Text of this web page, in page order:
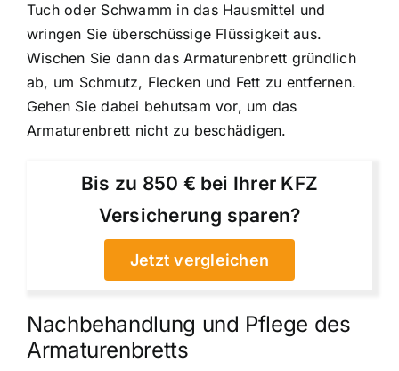
Tuch oder Schwamm in das Hausmittel und
wringen Sie überschüssige Flüssigkeit aus.
Wischen Sie dann das Armaturenbrett gründlich
ab, um Schmutz, Flecken und Fett zu entfernen.
Gehen Sie dabei behutsam vor, um das
Armaturenbrett nicht zu beschädigen.
Bis zu 850 € bei Ihrer KFZ
Versicherung sparen?
Jetzt vergleichen
Nachbehandlung und Pflege des
Armaturenbretts